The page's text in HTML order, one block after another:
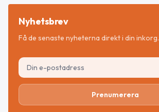
Nyhetsbrev
Få de senaste nyheterna direkt i din inkorg.
Prenumerera